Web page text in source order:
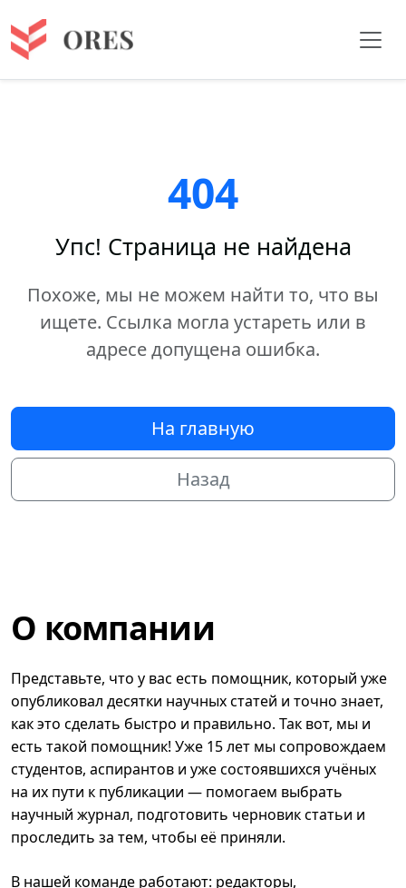
404
Упс! Страница не найдена
Похоже, мы не можем найти то, что вы
ищете. Ссылка могла устареть или в
адресе допущена ошибка.
На главную
Назад
О компании
Представьте, что у вас есть помощник, который уже
опубликовал десятки научных статей и точно знает,
как это сделать быстро и правильно. Так вот, мы и
есть такой помощник! Уже 15 лет мы сопровождаем
студентов, аспирантов и уже состоявшихся учёных
на их пути к публикации — помогаем выбрать
научный журнал, подготовить черновик статьи и
проследить за тем, чтобы её приняли.
В нашей команде работают: редакторы,